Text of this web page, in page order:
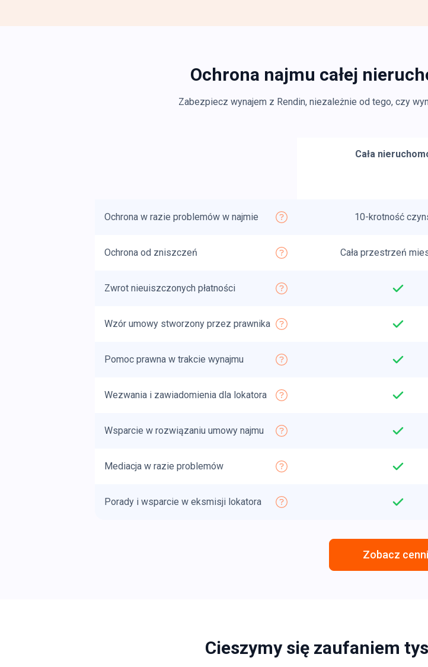
Ochrona najmu całej
Zabezpiecz wynajem z Rendin, niezależnie od tego, czy
Cała
Ochrona w razie problemów w najmie 10-krotność
Ochrona od zniszczeń Cała przestrzeń
Zwrot nieuiszczonych płatności
Wzór umowy stworzony przez prawnika
Pomoc prawna w trakcie wynajmu
Wezwania i zawiadomienia dla lokatora
Wsparcie w rozwiązaniu umowy najmu
Mediacja w razie problemów
Porady i wsparcie w eksmisji lokatora
Zobacz
Cieszymy się zaufaniem